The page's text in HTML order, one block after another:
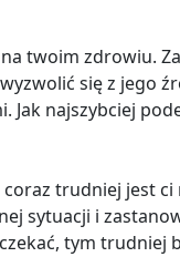
twoim zdro­wiu.
się z jego
naj­szyb­ciej
coraz trud­niej jest
sy­tu­acji i
tym trud­niej